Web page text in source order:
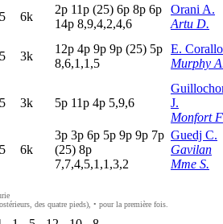
6k
2p 11p (25) 6p 8p 6p
14p 8,9,4,2,4,6
Orani A.
Artu D.
3k
12p 4p 9p 9p (25) 5p
8,6,1,1,5
E. Corallo
Murphy
3k 5p 11p 4p 5,9,6
J.
Monfort
6k
3p 3p 6p 5p 9p 9p 7p
(25) 8p
7,7,4,5,1,1,3,2
Guedj C.
Gavilan
Mme S.
des quatre pieds), • pour la première fois.